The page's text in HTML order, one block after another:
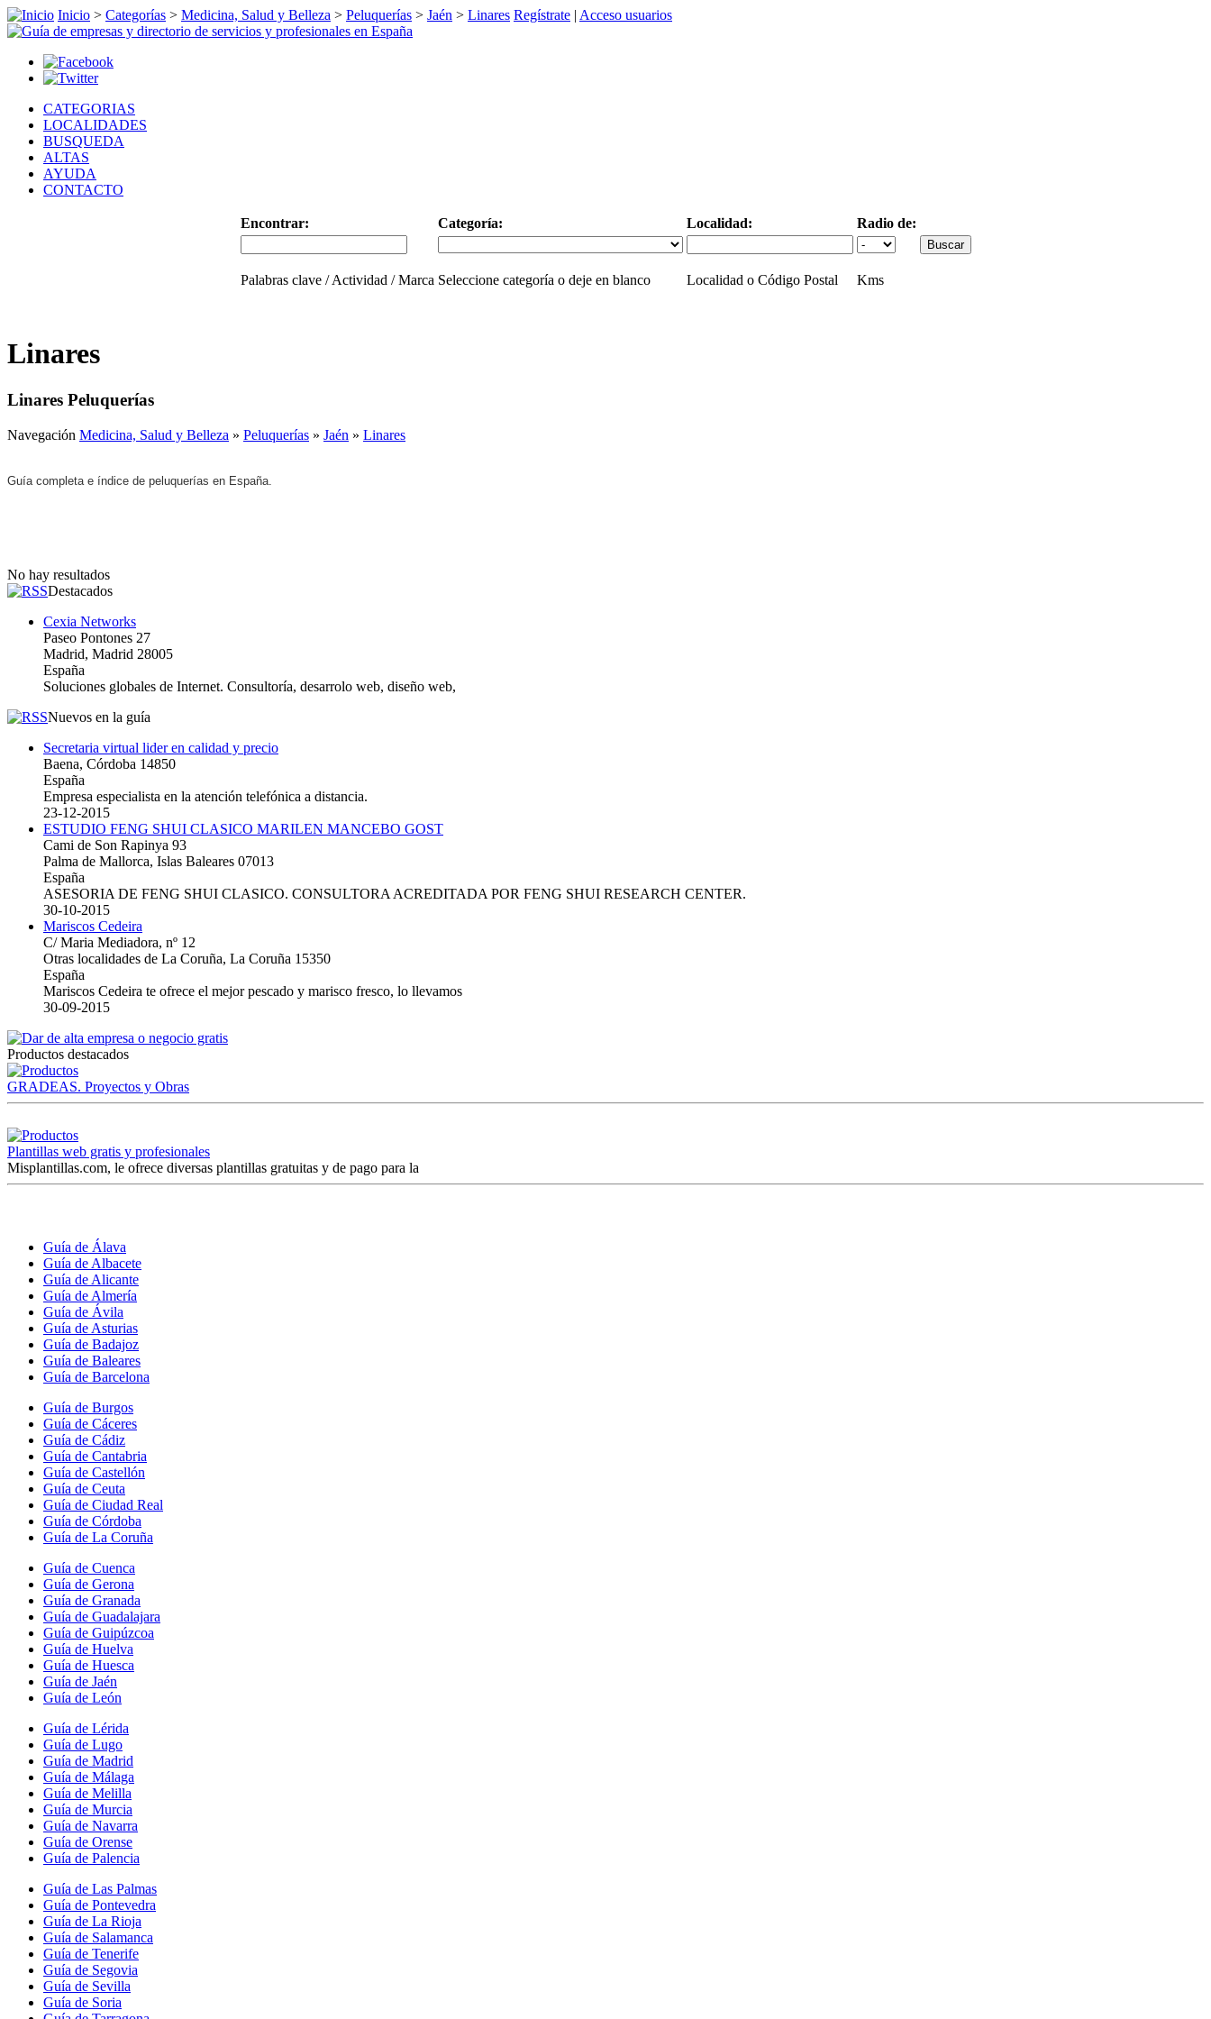
Inicio > Categorías > Medicina, Salud y Belleza > Peluquerías > Jaén > Linares Regístrate | Acceso usuarios
CATEGORIAS
LOCALIDADES
BUSQUEDA
ALTAS
AYUDA
CONTACTO
Encontrar: Categoría: Localidad: Radio de:
Palabras clave / Actividad / Marca Seleccione categoría o deje en blanco Localidad o Código Postal Kms
Linares
Linares Peluquerías
Navegación Medicina, Salud y Belleza » Peluquerías » Jaén » Linares
Guía completa e índice de peluquerías en España.
No hay resultados
Destacados
Cexia Networks
Paseo Pontones 27
Madrid, Madrid 28005
España
Soluciones globales de Internet. Consultoría, desarrolo web, diseño web,
Nuevos en la guía
Secretaria virtual lider en calidad y precio
Baena, Córdoba 14850
España
Empresa especialista en la atención telefónica a distancia.
23-12-2015
ESTUDIO FENG SHUI CLASICO MARILEN MANCEBO GOST
Cami de Son Rapinya 93
Palma de Mallorca, Islas Baleares 07013
España
ASESORIA DE FENG SHUI CLASICO. CONSULTORA ACREDITADA POR FENG SHUI RESEARCH CENTER.
30-10-2015
Mariscos Cedeira
C/ Maria Mediadora, nº 12
Otras localidades de La Coruña, La Coruña 15350
España
Mariscos Cedeira te ofrece el mejor pescado y marisco fresco, lo llevamos
30-09-2015
Productos destacados
GRADEAS. Proyectos y Obras
Plantillas web gratis y profesionales
Misplantillas.com, le ofrece diversas plantillas gratuitas y de pago para la
Guía de Álava
Guía de Albacete
Guía de Alicante
Guía de Almería
Guía de Ávila
Guía de Asturias
Guía de Badajoz
Guía de Baleares
Guía de Barcelona
Guía de Burgos
Guía de Cáceres
Guía de Cádiz
Guía de Cantabria
Guía de Castellón
Guía de Ceuta
Guía de Ciudad Real
Guía de Córdoba
Guía de La Coruña
Guía de Cuenca
Guía de Gerona
Guía de Granada
Guía de Guadalajara
Guía de Guipúzcoa
Guía de Huelva
Guía de Huesca
Guía de Jaén
Guía de León
Guía de Lérida
Guía de Lugo
Guía de Madrid
Guía de Málaga
Guía de Melilla
Guía de Murcia
Guía de Navarra
Guía de Orense
Guía de Palencia
Guía de Las Palmas
Guía de Pontevedra
Guía de La Rioja
Guía de Salamanca
Guía de Tenerife
Guía de Segovia
Guía de Sevilla
Guía de Soria